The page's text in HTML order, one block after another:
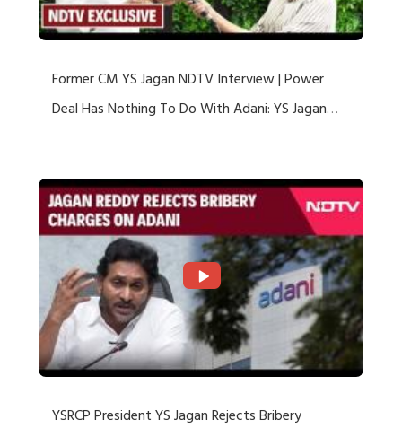
Former CM YS Jagan NDTV Interview | Power
Deal Has Nothing To Do With Adani: YS Jagan
YSRCP President YS Jagan Rejects Bribery